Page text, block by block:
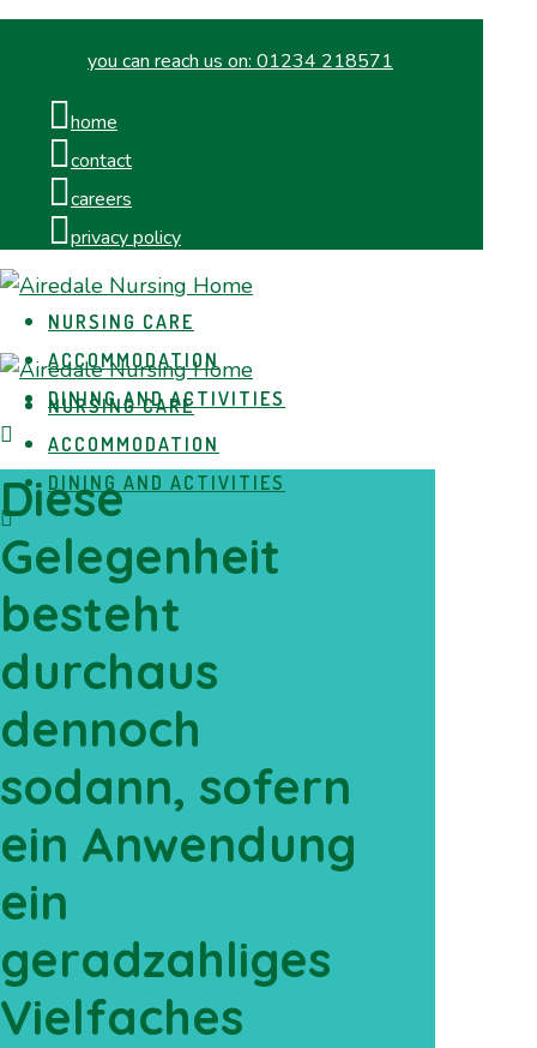
you can reach us on: 01234 218571
home
contact
careers
privacy policy
NURSING CARE
ACCOMMODATION
DINING AND ACTIVITIES
NURSING CARE
ACCOMMODATION
DINING AND ACTIVITIES
Diese
Gelegenheit
besteht
durchaus
dennoch
sodann, sofern
ein Anwendung
ein
geradzahliges
Vielfaches